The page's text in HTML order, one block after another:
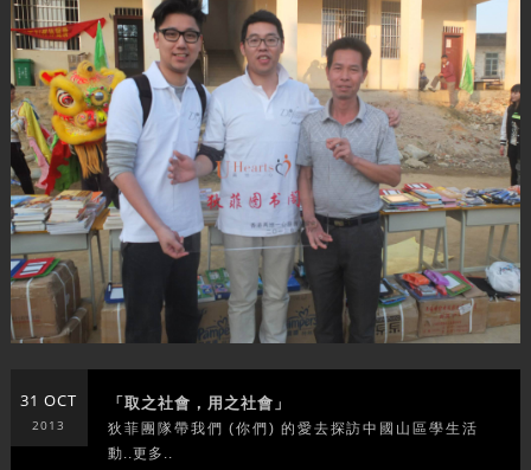
31 OCT
2013
「取之社會，用之社會」
狄菲團隊帶我們 (你們) 的愛去探訪中國山區學生活
動..更多..